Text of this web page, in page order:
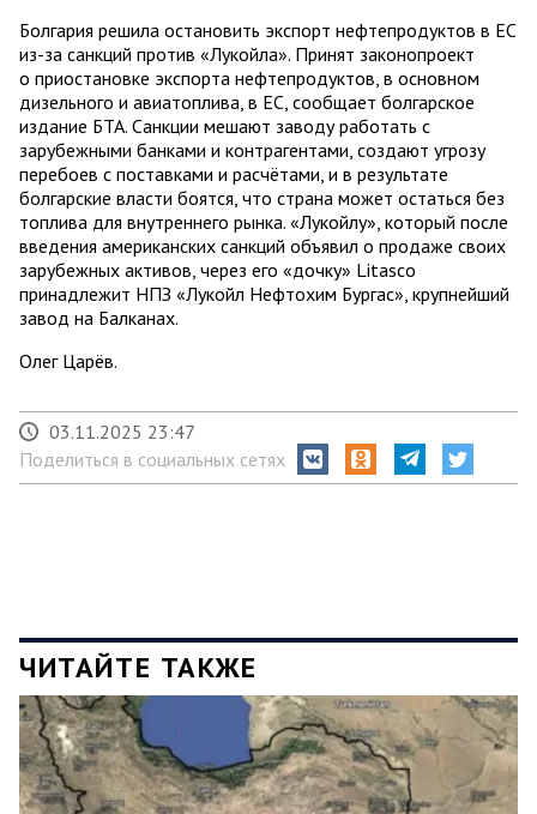
Болгария решила остановить экспорт нефтепродуктов в ЕС
из-за санкций против «Лукойла». Принят законопроект
о приостановке экспорта нефтепродуктов, в основном
дизельного и авиатоплива, в ЕС, сообщает болгарское
издание БТА. Санкции мешают заводу работать с
зарубежными банками и контрагентами, создают угрозу
перебоев с поставками и расчётами, и в результате
болгарские власти боятся, что страна может остаться без
топлива для внутреннего рынка. «Лукойлу», который после
введения американских санкций объявил о продаже своих
зарубежных активов, через его «дочку» Litasco
принадлежит НПЗ «Лукойл Нефтохим Бургас», крупнейший
завод на Балканах.
Олег Царёв.
03.11.2025 23:47
Поделиться в социальных сетях
ЧИТАЙТЕ ТАКЖЕ